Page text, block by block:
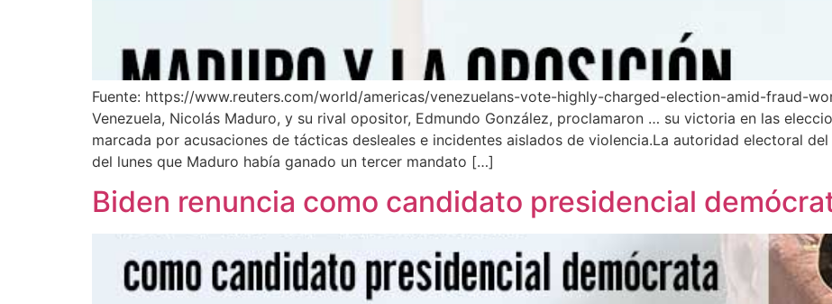
Fuente: https://www.reuters.com/world/americas/venezuelans-vote-highly-charged-election-amid-fraud-
Venezuela, Nicolás Maduro, y su rival opositor, Edmundo González, proclamaron … su victoria en las
marcada por acusaciones de tácticas desleales e incidentes aislados de violencia.La autoridad electoral
del lunes que Maduro había ganado un tercer mandato […]
Biden renuncia como candidato presidencial